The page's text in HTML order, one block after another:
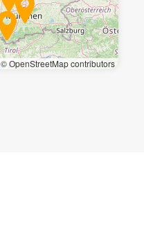
© OpenStreetMap contributors